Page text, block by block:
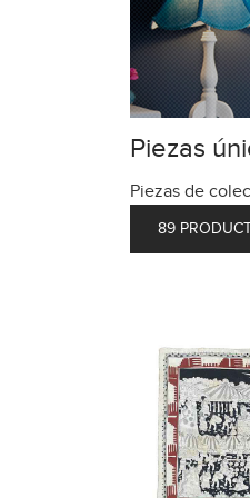
Piezas
Piezas de
89